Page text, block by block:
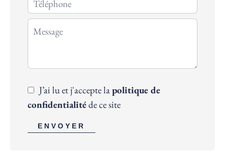
J’ai lu et j'accepte lapolitique de
confidentialitéde ce site
ENVOYER